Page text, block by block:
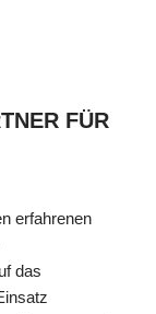
FÜR
erfahrenen
das